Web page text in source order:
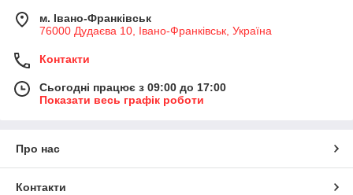
м. Івано-Франківськ
76000 Дудаєва 10, Івано-Франківськ, Україна
Контакти
Сьогодні працює з 09:00 до 17:00
Показати весь графік роботи
Про нас
Контакти